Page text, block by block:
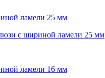
ламели 25 мм
с шириной ламели 25 мм
ламели 16 мм